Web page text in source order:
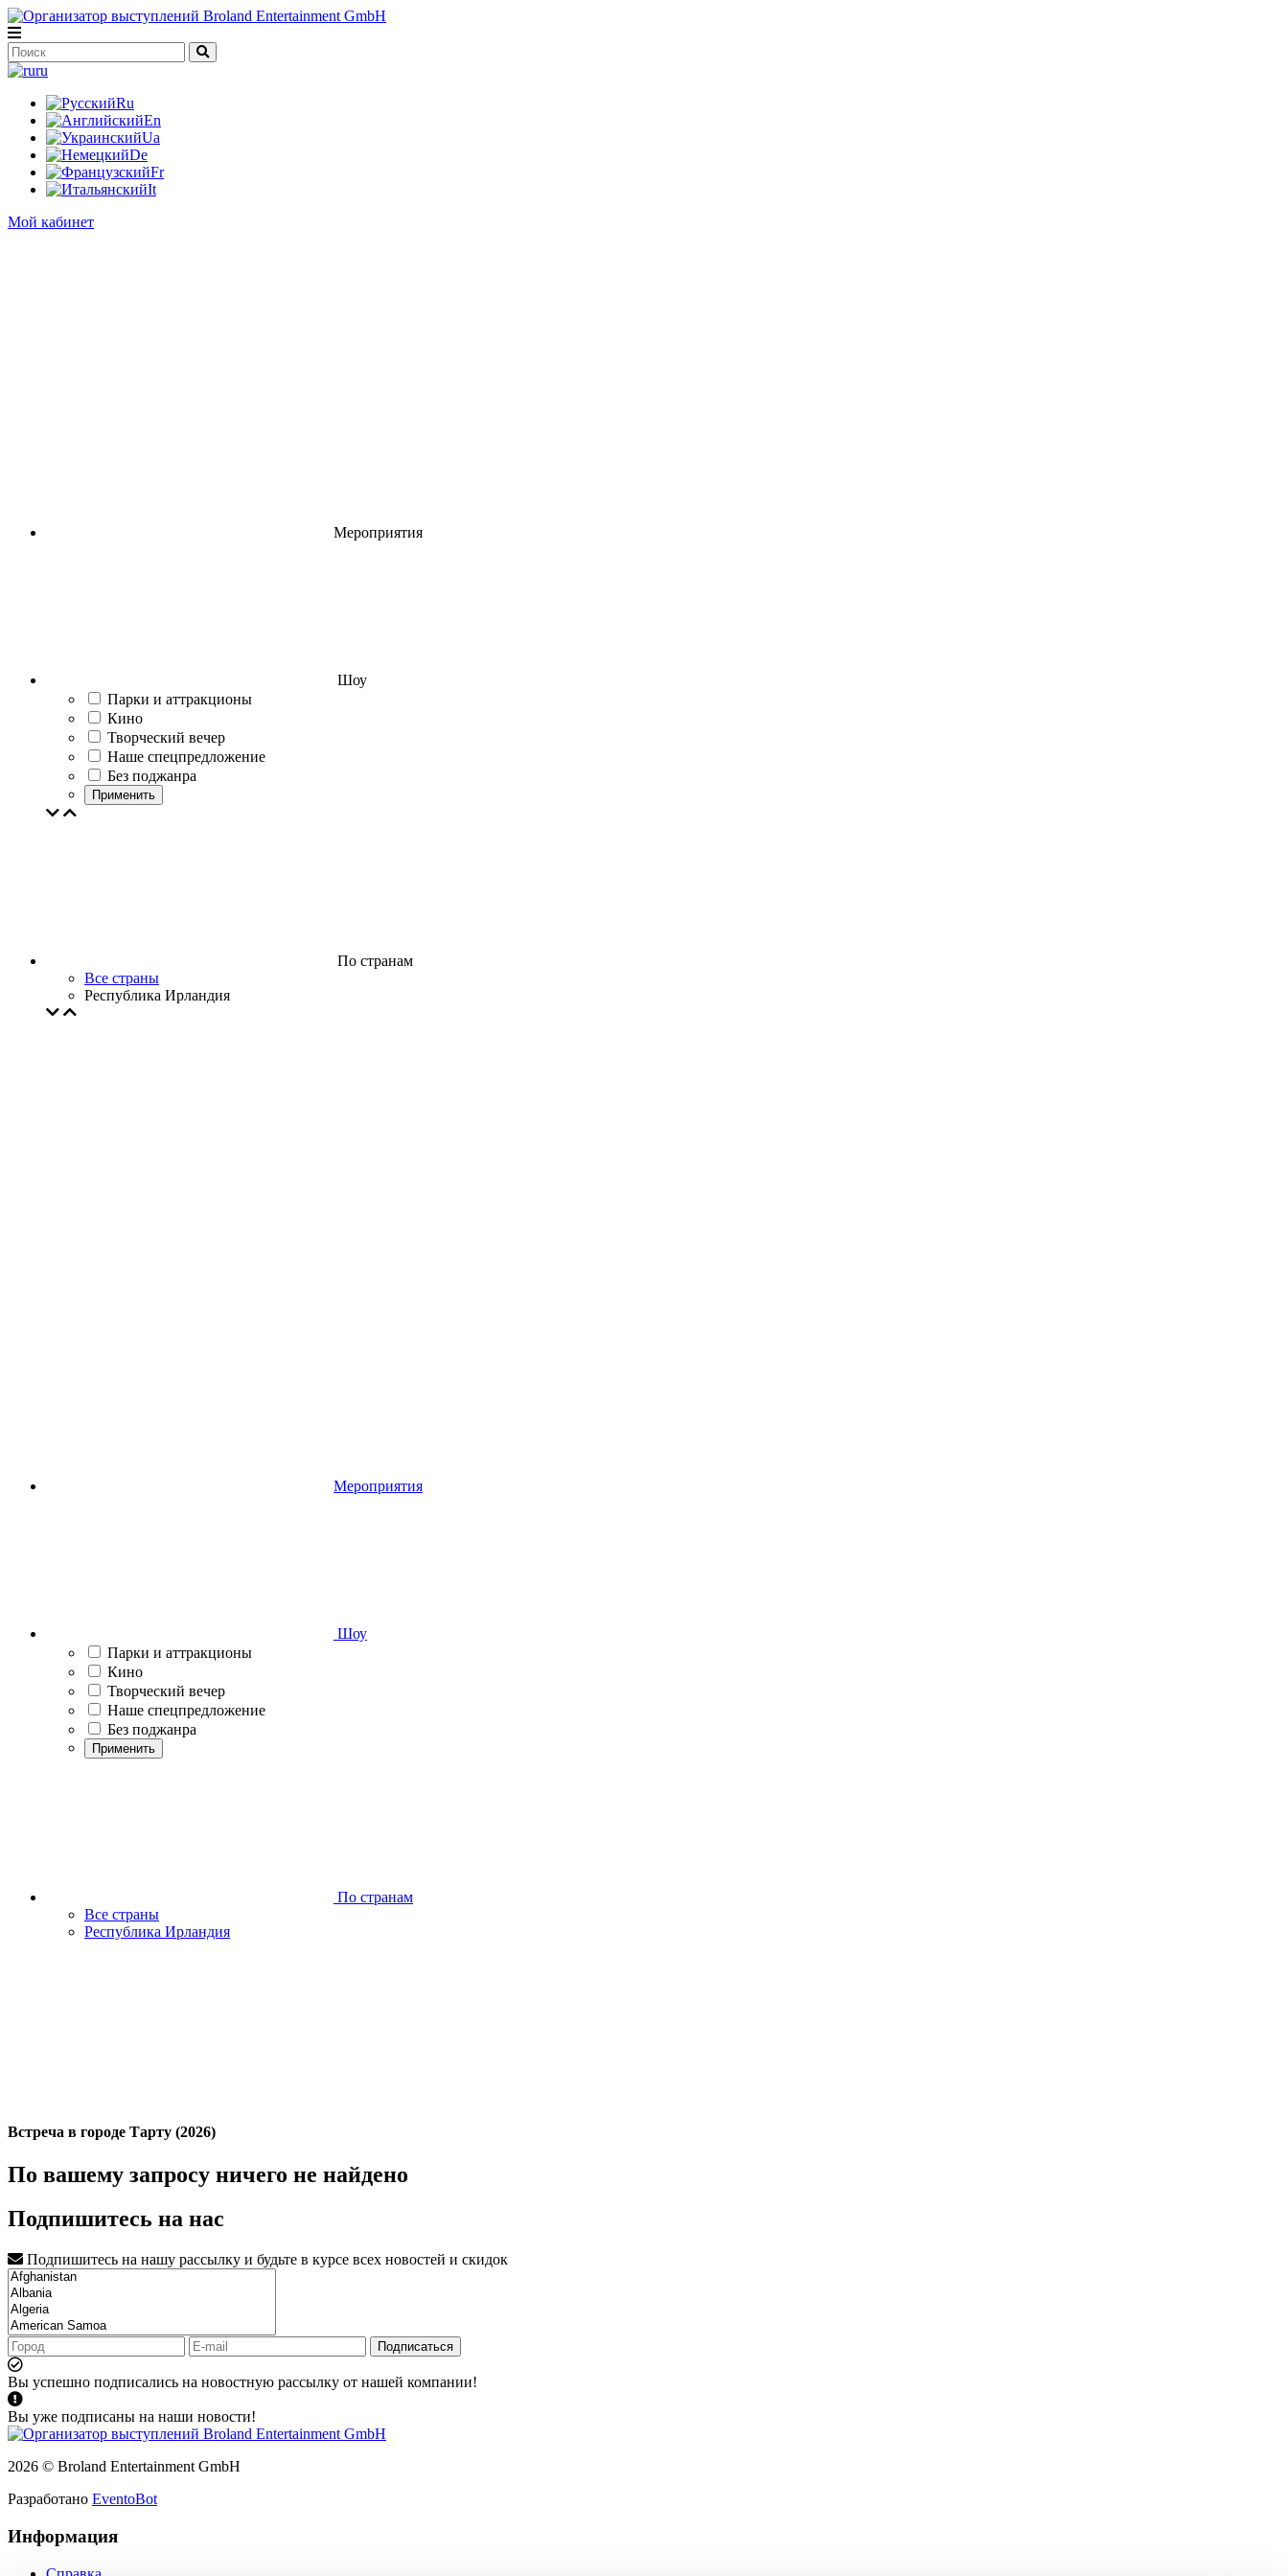
ru
Ru
En
Ua
De
Fr
It
Мой кабинет
Мероприятия
Шоу
Парки и аттракционы
Кино
Творческий вечер
Наше спецпредложение
Без поджанра
Применить
По странам
Все страны
Республика Ирландия
Мероприятия
Шоу
Парки и аттракционы
Кино
Творческий вечер
Наше спецпредложение
Без поджанра
Применить
По странам
Все страны
Республика Ирландия
Встреча в городе Тарту (2026)
По вашему запросу ничего не найдено
Подпишитесь на нас
Подпишитесь на нашу рассылку и будьте в курсе всех новостей и скидок
Подписаться
Вы успешно подписались на новостную рассылку от нашей компании!
Вы уже подписаны на наши новости!
2026 © Broland Entertainment GmbH
Разработано EventoBot
Информация